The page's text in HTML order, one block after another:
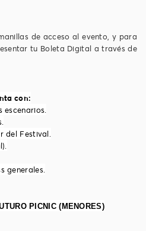
de acceso al evento, y para
tu Boleta Digital a través de
con:
escenarios.
del Festival.
generales.
PICNIC (MENORES)